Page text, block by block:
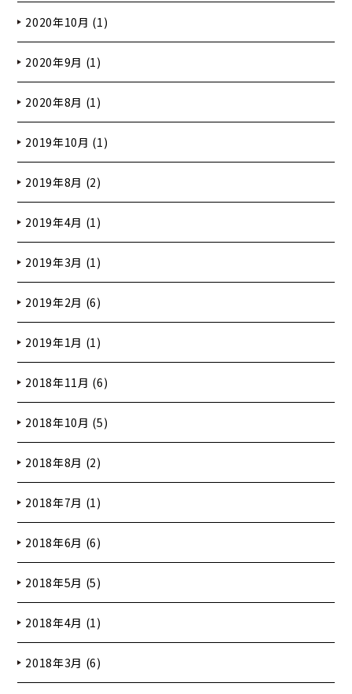
2020年10月 (1)
2020年9月 (1)
2020年8月 (1)
2019年10月 (1)
2019年8月 (2)
2019年4月 (1)
2019年3月 (1)
2019年2月 (6)
2019年1月 (1)
2018年11月 (6)
2018年10月 (5)
2018年8月 (2)
2018年7月 (1)
2018年6月 (6)
2018年5月 (5)
2018年4月 (1)
2018年3月 (6)